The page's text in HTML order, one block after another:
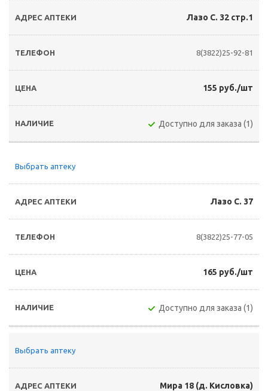
Лазо С. 32 стр.1
8(3822)25-92-81
155 руб./шт
Доступно для заказа (1)
Выбрать аптеку
Лазо С. 37
8(3822)25-77-05
165 руб./шт
Доступно для заказа (1)
Выбрать аптеку
Мира 18 (д. Кисловка)